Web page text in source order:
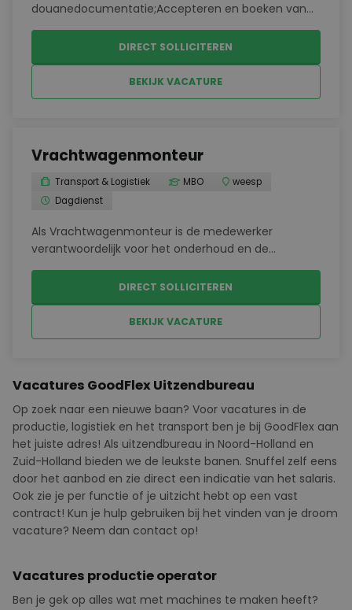
douanedocumentatie;Accepteren en boeken van
ladingen;Behandelen van cross-trade
zendingen;Opvragen van tarieven en verkopen aan
de klant;Coördineren van zendingen en het
aandragen van oplossingen bij
problemen;Behandel...
DIRECT SOLLICITEREN
BEKIJK VACATURE
Vrachtwagenmonteur
Transport & Logistiek MBO
weesp
Dagdienst
Als Vrachtwagenmonteur is de medewerker
verantwoordelijk voor het onderhoud en de
reparatie van vrachtwagens en ander zwaar
materieel. Binnen de werkplaats worden
verschillende technische uitdagingen aangepakt,
van regulier onderhoud tot complexe ...
DIRECT SOLLICITEREN
BEKIJK VACATURE
Vacatures GoodFlex Uitzendbureau
Op zoek naar een nieuwe baan? Voor vacatures in de
productie, logistiek en het transport ben je bij GoodFlex aan
het juiste adres! Als uitzendbureau in Noord-Holland en
Zuid-Holland bieden we de leukste banen. Snuffel zelf eens
door het aanbod en zie direct een indicatie van het salaris.
Ook zie je per functie of je uitzicht hebt op een vast
contract! Kun je hulp gebruiken bij het vinden van je droom
vacature? Neem dan contact op!
Vacatures productie operator
Ben je gek op alles wat met machines te maken heeft?